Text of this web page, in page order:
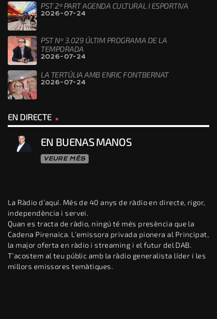
PST 2ª PART AGENDA CULTURAL I ESPORTIVA
2026-07-24
PST Nº 3.029 ÚLTIM PROGRAMA DE LA
TEMPORADA
2026-07-24
LA TERTÚLIA AMB ENRIC FONTBERNAT
2026-07-24
EN DIRECTE
EN BUENAS MANOS
VEURE MÉS
La Ràdio d’aquí. Més de 40 anys de ràdio en directe, rigor,
independència i servei.
Quan es tracta de ràdio, ningú té més presència que la
Cadena Pirenaica. L’emissora privada pionera al Principat,
la major oferta en ràdio i streaming i el futur del DAB.
T’acostem al teu públic amb la ràdio generalista líder i les
millors emissores temàtiques.